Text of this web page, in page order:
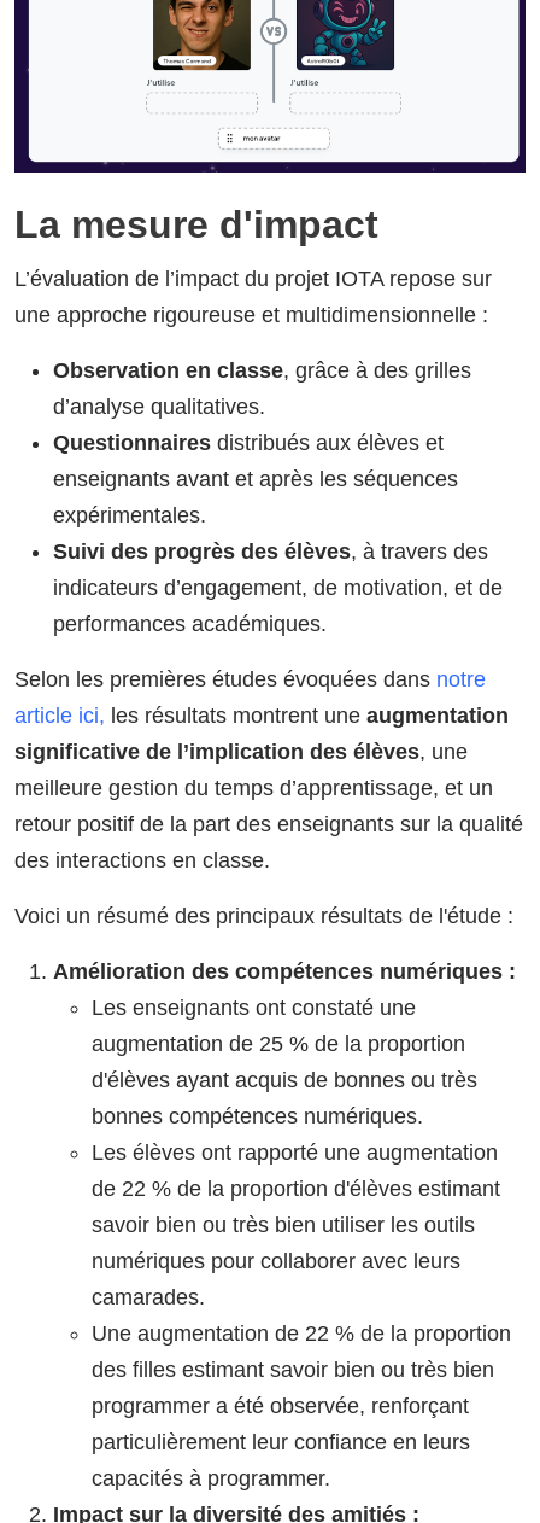
La mesure d'impact
L’évaluation de l’impact du projet IOTA repose sur
une approche rigoureuse et multidimensionnelle :
Observation en classe, grâce à des grilles
d’analyse qualitatives.
Questionnaires distribués aux élèves et
enseignants avant et après les séquences
expérimentales.
Suivi des progrès des élèves, à travers des
indicateurs d’engagement, de motivation, et de
performances académiques.
Selon les premières études évoquées dans notre
article ici, les résultats montrent une augmentation
significative de l’implication des élèves, une
meilleure gestion du temps d’apprentissage, et un
retour positif de la part des enseignants sur la qualité
des interactions en classe.
Voici un résumé des principaux résultats de l'étude :
Amélioration des compétences numériques :
Les enseignants ont constaté une
augmentation de 25 % de la proportion
d'élèves ayant acquis de bonnes ou très
bonnes compétences numériques.
Les élèves ont rapporté une augmentation
de 22 % de la proportion d'élèves estimant
savoir bien ou très bien utiliser les outils
numériques pour collaborer avec leurs
camarades.
Une augmentation de 22 % de la proportion
des filles estimant savoir bien ou très bien
programmer a été observée, renforçant
particulièrement leur confiance en leurs
capacités à programmer.
Impact sur la diversité des amitiés :